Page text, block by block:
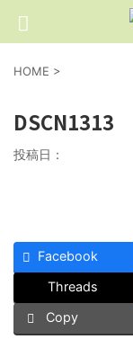
HOME >
DSCN1313
投稿日：
Facebook
Threads
Copy